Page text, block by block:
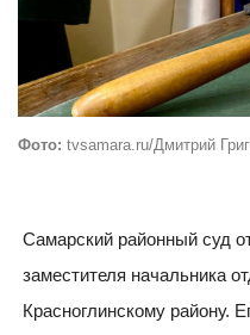
Фото: tvsamara.ru/Дмитрий
Самарский районный суд
заместителя начальника
Красноглинскому району.